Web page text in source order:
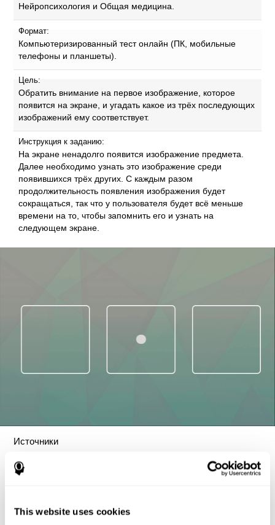
This website uses cookies
Нейропсихология и Общая медицина.
Формат:
Компьютеризированный тест онлайн (ПК, мобильные
телефоны и планшеты).
Цель:
Обратить внимание на первое изображение, которое
появится на экране, и угадать какое из трёх последующих
изображений ему соответствует.
Инструкция к заданию:
На экране ненадолго появится изображение предмета.
Далее необходимо узнать это изображение среди
появившихся трёх других. С каждым разом
продолжительность появления изображения будет
сокращаться, так что у пользователя будет всё меньше
времени на то, чтобы запомнить его и узнать на
следующем экране.
Источники
Tsotsos, L. E., Roggeveen, A. B., Sekuler, A. B., Vrkljan, B. H., &
Bennett, P. J. (2010). The effects of practice in a useful field of
Crabb, D. P., Fitzke, F. W., Hitchings, R. A., & Viswanathan, A.